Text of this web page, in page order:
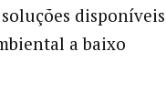
soluções disponíveis
a baixo